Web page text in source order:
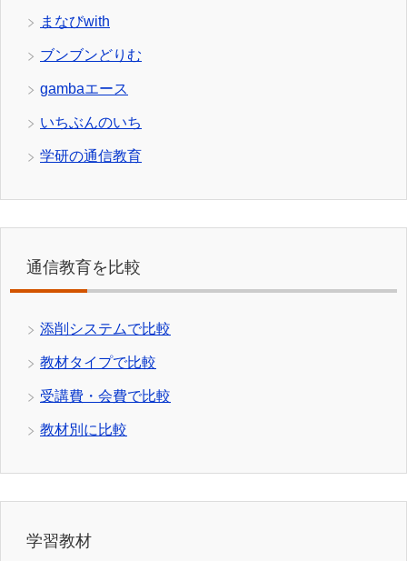
まなびwith
ブンブンどりむ
gambaエース
いちぶんのいち
学研の通信教育
通信教育を比較
添削システムで比較
教材タイプで比較
受講費・会費で比較
教材別に比較
学習教材